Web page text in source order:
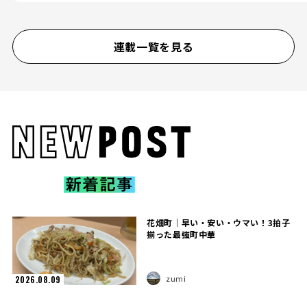
連載一覧を見る
2026.08.09
花畑町｜早い・安い・ウマい！3拍子
揃った最強町中華
zumi